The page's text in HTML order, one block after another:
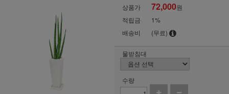
상품가 72,000원
적립금
1%
배송비
(무료)
물받침대
수량